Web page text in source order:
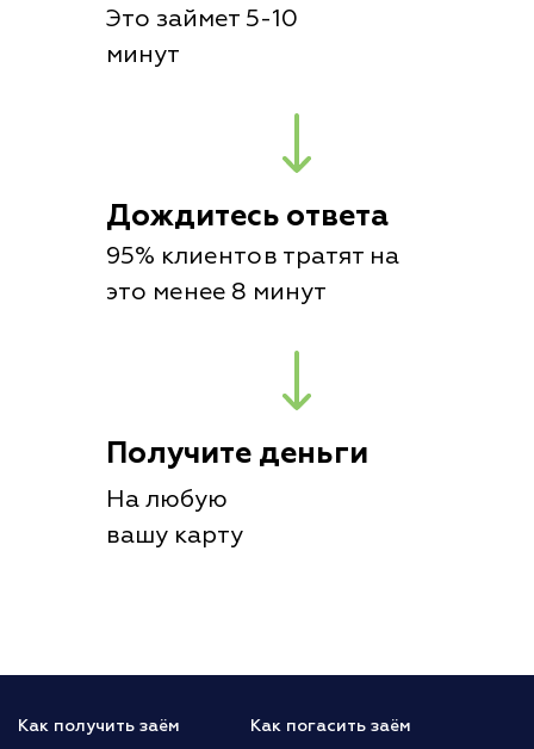
Это займет 5-10
минут
Дождитесь ответа
95% клиентов тратят на
это менее 8 минут
Получите деньги
На любую
вашу карту
Как получить заём Как погасить заём